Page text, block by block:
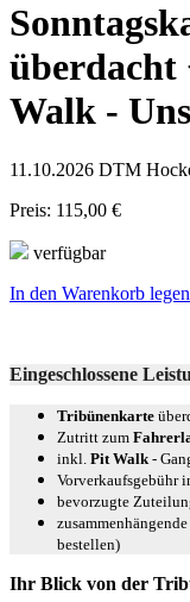
überdacht
Walk -
11.10.2026 DTM
Preis: 115,00 €
verfügbar
In den Warenkorb legen
Eingeschlossene
Tribünenkarte
Zutritt zum
inkl. Pit Walk -
Vorverkaufsgebühr
bevorzugte
bestellen)
Ihr Blick von der